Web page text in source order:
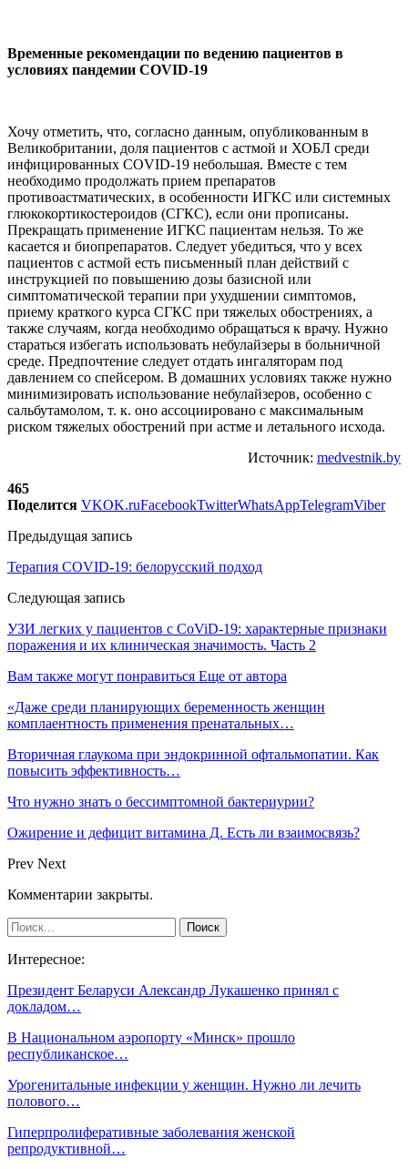
Временные рекомендации по ведению пациентов в
условиях пандемии COVID-19
Хочу отметить, что, согласно данным, опубликованным в
Великобритании, доля пациентов с астмой и ХОБЛ среди
инфицированных COVID-19 небольшая. Вместе с тем
необходимо продолжать прием препаратов
противоастматических, в особенности ИГКС или системных
глюкокортикостероидов (СГКС), если они прописаны.
Прекращать применение ИГКС пациентам нельзя. То же
касается и биопрепаратов. Следует убедиться, что у всех
пациентов с астмой есть письменный план действий с
инструкцией по повышению дозы базисной или
симптоматической терапии при ухудшении симптомов,
приему краткого курса СГКС при тяжелых обострениях, а
также случаям, когда необходимо обращаться к врачу. Нужно
стараться избегать использовать небулайзеры в больничной
среде. Предпочтение следует отдать ингаляторам под
давлением со спейсером. В домашних условиях также нужно
минимизировать использование небулайзеров, особенно с
сальбутамолом, т. к. оно ассоциировано с максимальным
риском тяжелых обострений при астме и летального исхода.
Источник: medvestnik.by
465
Поделится VKOK.ruFacebookTwitterWhatsAppTelegramViber
Предыдущая запись
Терапия COVID-19: белорусский подход
Следующая запись
УЗИ легких у пациентов с CoViD-19: характерные признаки
поражения и их клиническая значимость. Часть 2
Вам также могут понравиться Еще от автора
«Даже среди планирующих беременность женщин
комплаентность применения пренатальных…
Вторичная глаукома при эндокринной офтальмопатии. Как
повысить эффективность…
Что нужно знать о бессимптомной бактериурии?
Ожирение и дефицит витамина Д. Есть ли взаимосвязь?
Prev Next
Комментарии закрыты.
Интересное:
Президент Беларуси Александр Лукашенко принял с
докладом…
В Национальном аэропорту «Минск» прошло
республиканское…
Урогенитальные инфекции у женщин. Нужно ли лечить
полового…
Гиперпролиферативные заболевания женской
репродуктивной…